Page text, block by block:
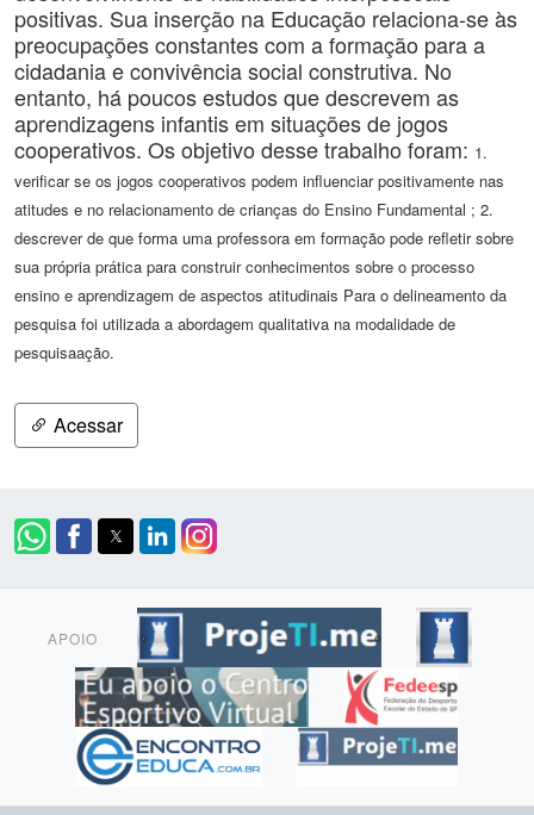
positivas. Sua inserção na Educação relaciona-se às
preocupações constantes com a formação para a
cidadania e convivência social construtiva. No
entanto, há poucos estudos que descrevem as
aprendizagens infantis em situações de jogos
cooperativos. Os objetivo desse trabalho foram: 1.
verificar se os jogos cooperativos podem influenciar positivamente nas
atitudes e no relacionamento de crianças do Ensino Fundamental ; 2.
descrever de que forma uma professora em formação pode refletir sobre
sua própria prática para construir conhecimentos sobre o processo
ensino e aprendizagem de aspectos atitudinais Para o delineamento da
pesquisa foi utilizada a abordagem qualitativa na modalidade de
pesquisaação.
Acessar
APOIO